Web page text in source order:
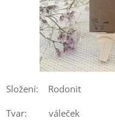
Složení: Rodonit
Tvar: váleček